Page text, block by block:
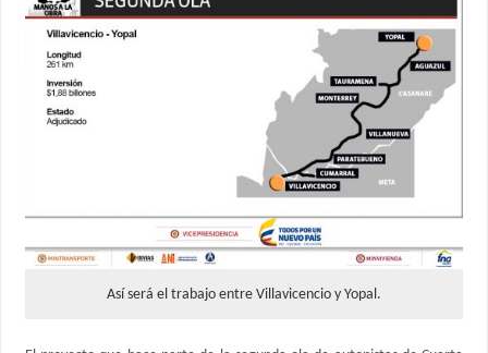
Así será el trabajo entre Villavicencio y Yopal.